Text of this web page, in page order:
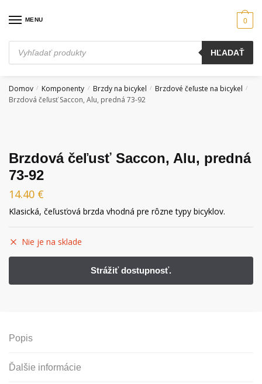
MENU
Products
search
HĽADAŤ
0
Domov / Komponenty / Brzdy na bicykel / Brzdové čeľuste na bicykel /
Brzdová čeľusť Saccon, Alu, predná 73-92
Brzdová čeľusť Saccon, Alu, predná
73-92
14.40 €
Klasická, čeľusťová brzda vhodná pre rôzne typy bicyklov.
Nie je na sklade
Popis
Ďalšie informácie